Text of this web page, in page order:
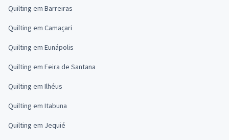
Quilting em Barreiras
Quilting em Camaçari
Quilting em Eunápolis
Quilting em Feira de Santana
Quilting em Ilhéus
Quilting em Itabuna
Quilting em Jequié